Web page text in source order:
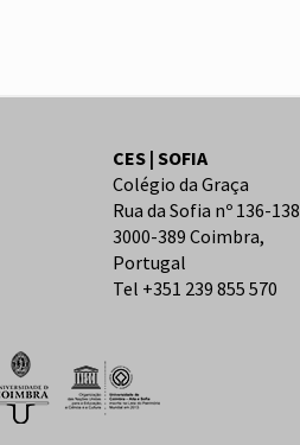
CES | SOFIA
Colégio da Graça
Rua da Sofia nº 136-138
3000-389 Coimbra,
Portugal
Tel +351 239 855 570